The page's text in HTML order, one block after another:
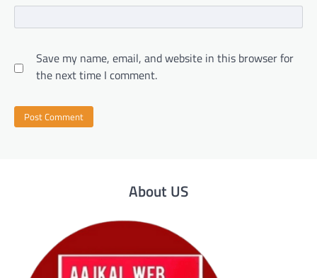
Save my name, email, and website in this browser for
the next time I comment.
About US